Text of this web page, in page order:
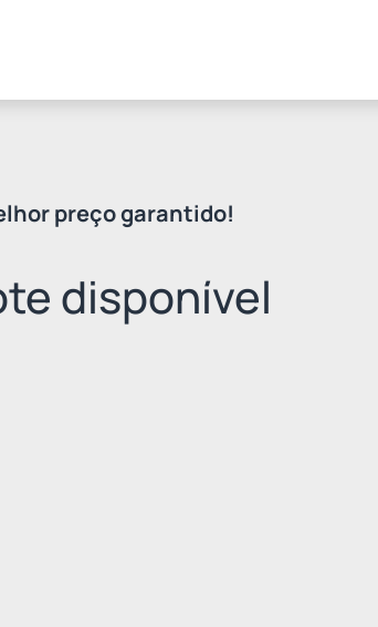
preço garantido!
disponível